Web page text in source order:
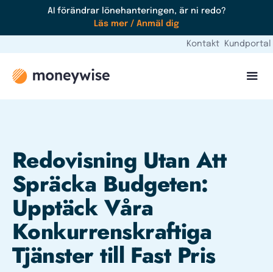
AI förändrar lönehanteringen, är ni redo?
Läs mer / Anmäl dig
Kontakt Kundportal
Redovisning Utan Att
Spräcka Budgeten:
Upptäck Våra
Konkurrenskraftiga
Tjänster till Fast Pris